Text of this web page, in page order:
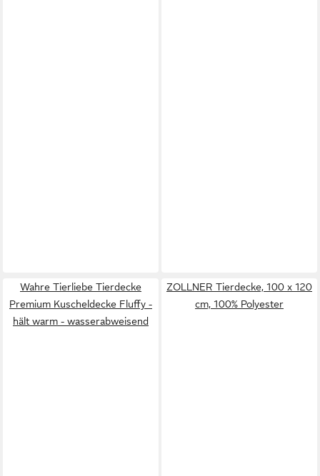
Wahre Tierliebe Tierdecke
Premium Kuscheldecke Fluffy -
hält warm - wasserabweisend
ZOLLNER Tierdecke, 100 x 120
cm, 100% Polyester